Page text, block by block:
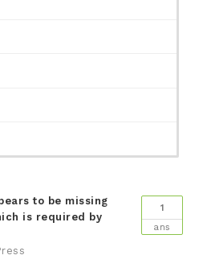
1
ans
to be missing
is required by